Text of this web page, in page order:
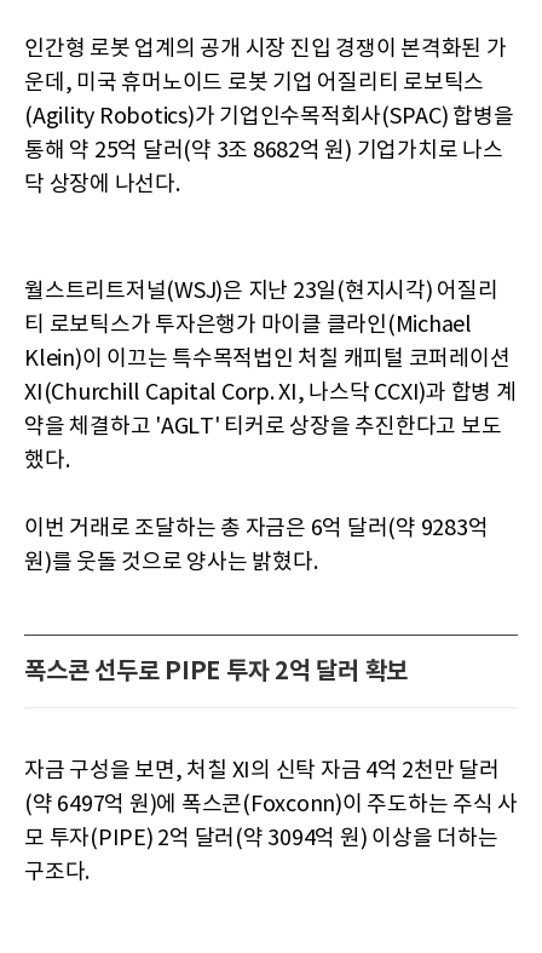
인간형 로봇 업계의 공개 시장 진입 경쟁이 본격화된 가
운데, 미국 휴머노이드 로봇 기업 어질리티 로보틱스
(Agility Robotics)가 기업인수목적회사(SPAC) 합병을
통해 약 25억 달러(약 3조 8682억 원) 기업가치로 나스
닥 상장에 나선다.
월스트리트저널(WSJ)은 지난 23일(현지시각) 어질리
티 로보틱스가 투자은행가 마이클 클라인(Michael
Klein)이 이끄는 특수목적법인 처칠 캐피털 코퍼레이션
XI(Churchill Capital Corp. XI, 나스닥 CCXI)과 합병 계
약을 체결하고 'AGLT' 티커로 상장을 추진한다고 보도
했다.
이번 거래로 조달하는 총 자금은 6억 달러(약 9283억
원)를 웃돌 것으로 양사는 밝혔다.
폭스콘 선두로 PIPE 투자 2억 달러 확보
자금 구성을 보면, 처칠 XI의 신탁 자금 4억 2천만 달러
(약 6497억 원)에 폭스콘(Foxconn)이 주도하는 주식 사
모 투자(PIPE) 2억 달러(약 3094억 원) 이상을 더하는
구조다.